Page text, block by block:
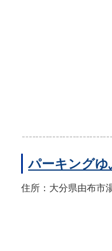
パーキングゆ
住所：大分県由布市